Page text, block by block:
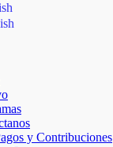
y Contribuciones